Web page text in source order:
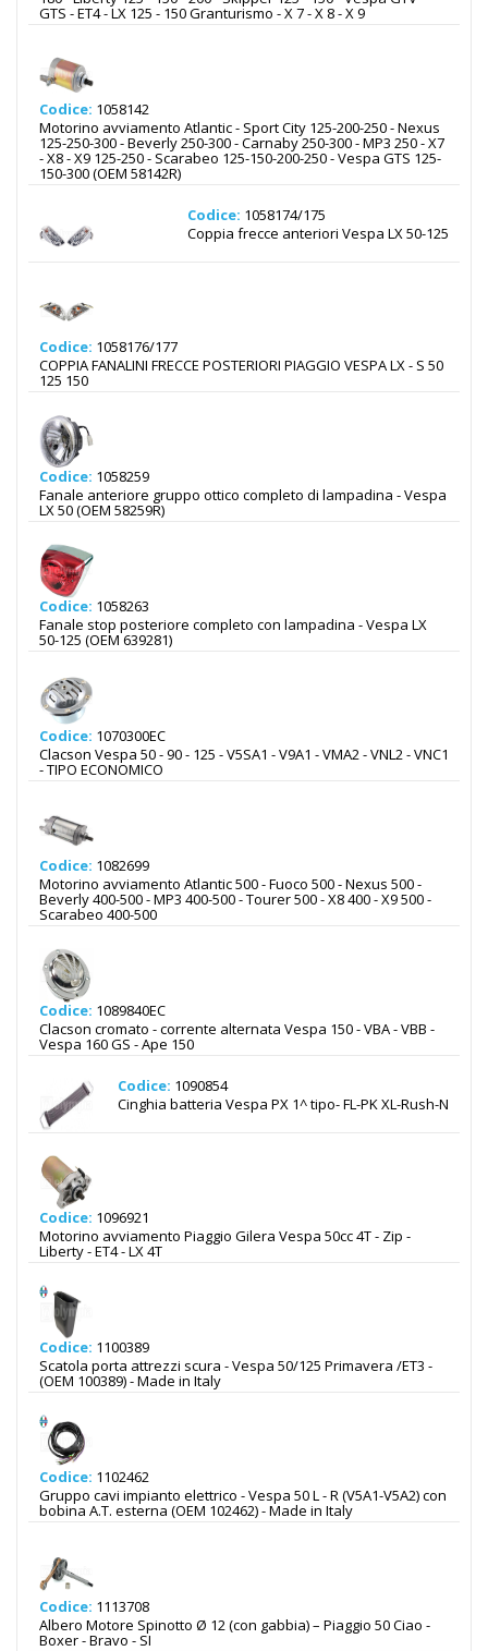
GTS - ET4 - LX 125 - 150 Granturismo - X 7 - X 8 - X 9
Codice: 1058142
Motorino avviamento Atlantic - Sport City 125-200-250 - Nexus
125-250-300 - Beverly 250-300 - Carnaby 250-300 - MP3 250 - X7
- X8 - X9 125-250 - Scarabeo 125-150-200-250 - Vespa GTS 125-
150-300 (OEM 58142R)
Codice: 1058174/175
Coppia frecce anteriori Vespa LX 50-125
Codice: 1058176/177
COPPIA FANALINI FRECCE POSTERIORI PIAGGIO VESPA LX - S 50
125 150
Codice: 1058259
Fanale anteriore gruppo ottico completo di lampadina - Vespa
LX 50 (OEM 58259R)
Codice: 1058263
Fanale stop posteriore completo con lampadina - Vespa LX
50-125 (OEM 639281)
Codice: 1070300EC
Clacson Vespa 50 - 90 - 125 - V5SA1 - V9A1 - VMA2 - VNL2 - VNC1
- TIPO ECONOMICO
Codice: 1082699
Motorino avviamento Atlantic 500 - Fuoco 500 - Nexus 500 -
Beverly 400-500 - MP3 400-500 - Tourer 500 - X8 400 - X9 500 -
Scarabeo 400-500
Codice: 1089840EC
Clacson cromato - corrente alternata Vespa 150 - VBA - VBB -
Vespa 160 GS - Ape 150
Codice: 1090854
Cinghia batteria Vespa PX 1^ tipo- FL-PK XL-Rush-N
Codice: 1096921
Motorino avviamento Piaggio Gilera Vespa 50cc 4T - Zip -
Liberty - ET4 - LX 4T
Codice: 1100389
Scatola porta attrezzi scura - Vespa 50/125 Primavera /ET3 -
(OEM 100389) - Made in Italy
Codice: 1102462
Gruppo cavi impianto elettrico - Vespa 50 L - R (V5A1-V5A2) con
bobina A.T. esterna (OEM 102462) - Made in Italy
Codice: 1113708
Albero Motore Spinotto Ø 12 (con gabbia) – Piaggio 50 Ciao -
Boxer - Bravo - SI